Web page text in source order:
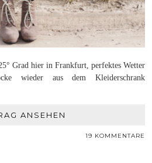
Grad hier in Frankfurt, perfektes Wetter
wieder aus dem Kleiderschrank
ANSEHEN
19 KOMMENTARE